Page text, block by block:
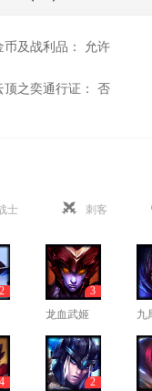
币及战利品： 允许
顶之奕通行证： 否
士 刺客
2
龙血武姬
3
九
4
2